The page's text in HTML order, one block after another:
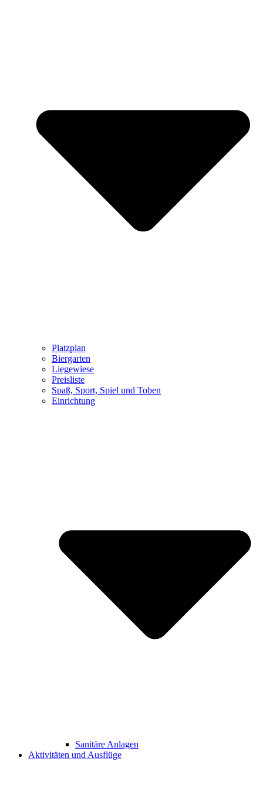
Platzplan
Biergarten
Liegewiese
Preisliste
Spaß, Sport, Spiel und Toben
Einrichtung
Sanitäre Anlagen
Aktivitäten und Ausflüge